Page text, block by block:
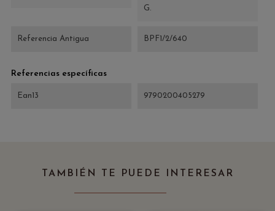
G.
Referencia Antigua BPF1/2/640
Referencias específicas
Ean13 9790200405279
TAMBIÉN TE PUEDE INTERESAR